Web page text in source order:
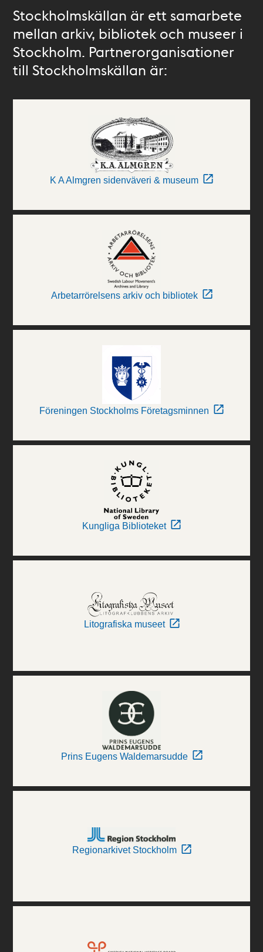
Stockholmskällan är ett samarbete
mellan arkiv, bibliotek och museer i
Stockholm. Partnerorganisationer
till Stockholmskällan är:
K A Almgren sidenväveri & museum
Arbetarrörelsens arkiv och bibliotek
Föreningen Stockholms Företagsminnen
Kungliga Biblioteket
Litografiska museet
Prins Eugens Waldemarsudde
Regionarkivet Stockholm